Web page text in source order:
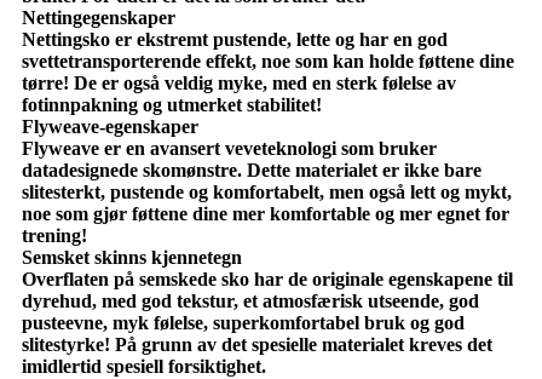
Nettingegenskaper
Nettingsko er ekstremt pustende, lette og har en god
svettetransporterende effekt, noe som kan holde føttene dine
tørre! De er også veldig myke, med en sterk følelse av
fotinnpakning og utmerket stabilitet!
Flyweave-egenskaper
Flyweave er en avansert veveteknologi som bruker
datadesignede skomønstre. Dette materialet er ikke bare
slitesterkt, pustende og komfortabelt, men også lett og mykt,
noe som gjør føttene dine mer komfortable og mer egnet for
trening!
Semsket skinns kjennetegn
Overflaten på semskede sko har de originale egenskapene til
dyrehud, med god tekstur, et atmosfærisk utseende, god
pusteevne, myk følelse, superkomfortabel bruk og god
slitestyrke! På grunn av det spesielle materialet kreves det
imidlertid spesiell forsiktighet.